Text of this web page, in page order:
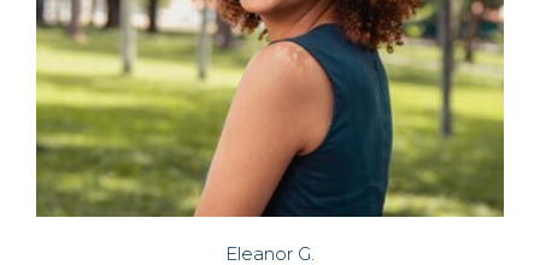
Eleanor G.